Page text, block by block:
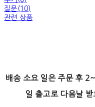
질문(10)
관련 상품
배송 소요 일은 주문 후
일 출고로 다음날